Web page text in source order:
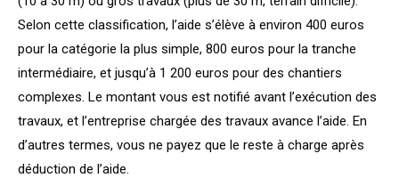
Selon cette classification, l’aide s’élève à environ 400 euros
pour la catégorie la plus simple, 800 euros pour la tranche
intermédiaire, et jusqu’à 1 200 euros pour des chantiers
complexes. Le montant vous est notifié avant l’exécution des
travaux, et l’entreprise chargée des travaux avance l’aide. En
d’autres termes, vous ne payez que le reste à charge après
déduction de l’aide.